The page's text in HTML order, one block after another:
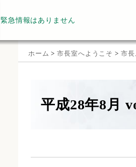
緊急情報はありません
ホーム >市長室へようこそ > 市長
平成28年8月